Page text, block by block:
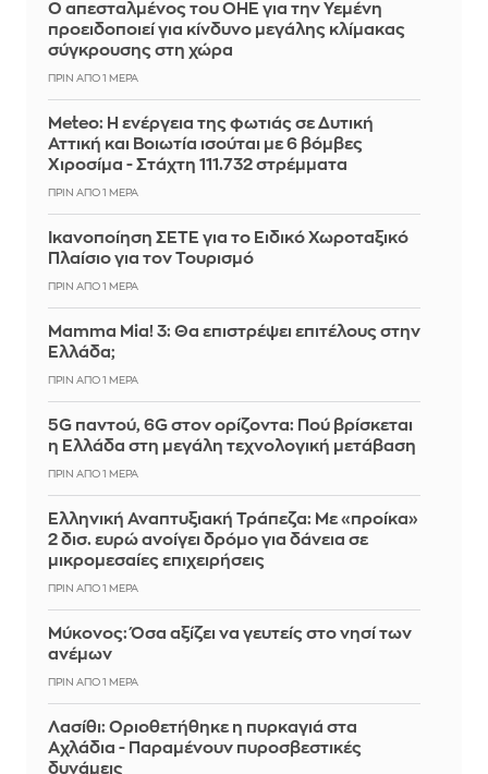
Ο απεσταλμένος του ΟΗΕ για την Υεμένη
προειδοποιεί για κίνδυνο μεγάλης κλίμακας
σύγκρουσης στη χώρα
ΠΡΙΝ ΑΠΌ 1 ΜΈΡΑ
Meteo: Η ενέργεια της φωτιάς σε Δυτική
Αττική και Βοιωτία ισούται με 6 βόμβες
Χιροσίμα - Στάχτη 111.732 στρέμματα
ΠΡΙΝ ΑΠΌ 1 ΜΈΡΑ
Ικανοποίηση ΣΕΤΕ για το Ειδικό Χωροταξικό
Πλαίσιο για τον Τουρισμό
ΠΡΙΝ ΑΠΌ 1 ΜΈΡΑ
Mamma Mia! 3: Θα επιστρέψει επιτέλους στην
Ελλάδα;
ΠΡΙΝ ΑΠΌ 1 ΜΈΡΑ
5G παντού, 6G στον ορίζοντα: Πού βρίσκεται
η Ελλάδα στη μεγάλη τεχνολογική μετάβαση
ΠΡΙΝ ΑΠΌ 1 ΜΈΡΑ
Ελληνική Αναπτυξιακή Τράπεζα: Με «προίκα»
2 δισ. ευρώ ανοίγει δρόμο για δάνεια σε
μικρομεσαίες επιχειρήσεις
ΠΡΙΝ ΑΠΌ 1 ΜΈΡΑ
Μύκονος: Όσα αξίζει να γευτείς στο νησί των
ανέμων
ΠΡΙΝ ΑΠΌ 1 ΜΈΡΑ
Λασίθι: Οριοθετήθηκε η πυρκαγιά στα
Αχλάδια - Παραμένουν πυροσβεστικές
δυνάμεις